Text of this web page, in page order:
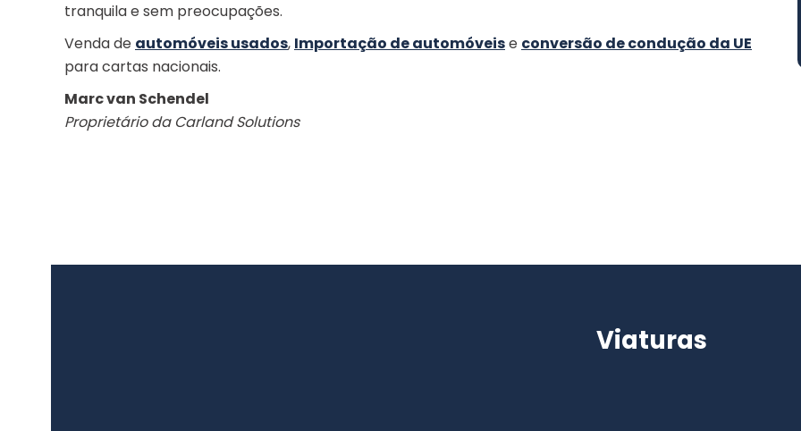
tranquila e sem preocupações.
Venda de automóveis usados, Importação de automóveise conversão de condução da UE
para cartas nacionais.
Marc van Schendel
Proprietário da Carland Solutions
Viaturas